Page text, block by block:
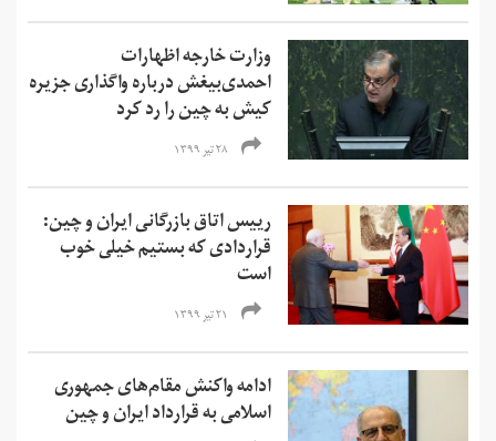
وزارت خارجه اظهارات
احمدی‌بیغش درباره واگذاری جزیره
کیش به چین را رد کرد
۲۸ تیر ۱۳۹۹
رییس اتاق بازرگانی ایران و چین:
قراردادی که بستیم خیلی خوب
است
۲۱ تیر ۱۳۹۹
ادامه واکنش مقام‌های جمهوری
اسلامی به قرارداد ایران و چین